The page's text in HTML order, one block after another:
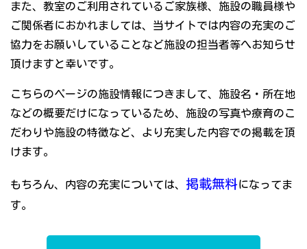
また、教室のご利用されているご家族様、施設の職員様や
ご関係者におかれましては、当サイトでは内容の充実のご
協力をお願いしていることなど施設の担当者等へお知らせ
頂けますと幸いです。
こちらのページの施設情報につきまして、施設名・所在地
などの概要だけになっているため、施設の写真や療育のこ
だわりや施設の特徴など、より充実した内容での掲載を頂
けます。
もちろん、内容の充実については、 掲載無料になってま
す。